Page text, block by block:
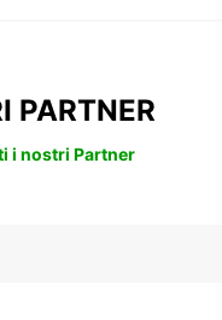
PARTNER
i nostri Partner